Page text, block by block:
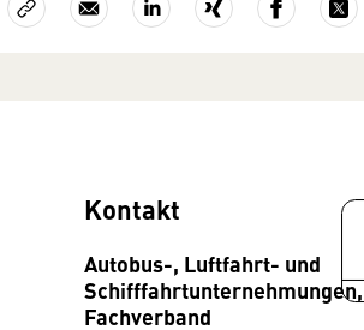
Kontakt
Autobus-, Luftfahrt- und
Schifffahrtunternehmungen,
Fachverband